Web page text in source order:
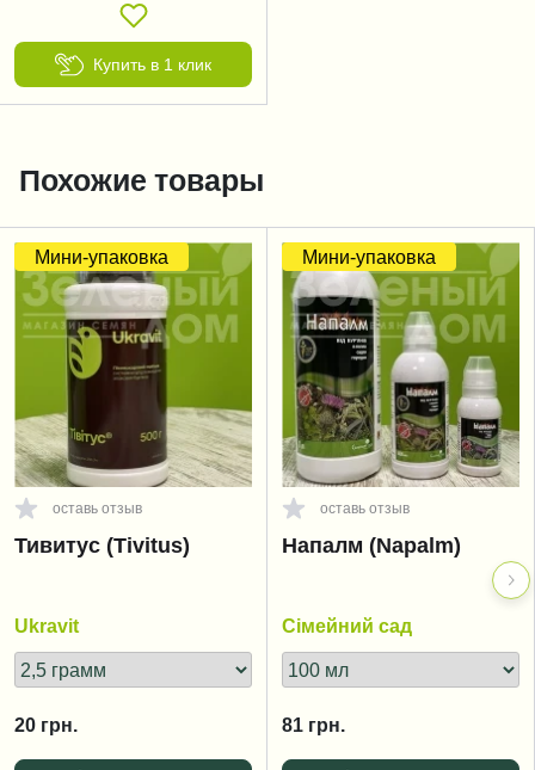
Купить в 1 клик
Похожие товары
Мини-упаковка
оставь отзыв
Тивитус (Tivitus)
Ukravit
20 грн.
Мини-упаковка
оставь отзыв
Напалм (Napalm)
Сімейний сад
81 грн.